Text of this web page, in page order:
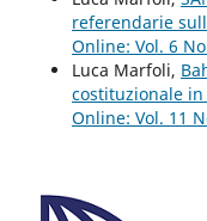
referendarie
Online: Vol. 6
Luca Marfoli,
costituzionale
Online: Vol. 11